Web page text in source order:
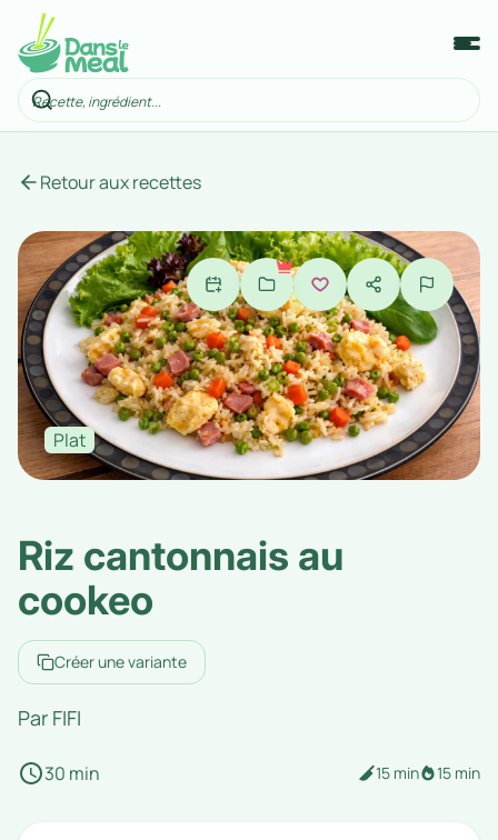
Retour aux recettes
Plat
Riz cantonnais au
cookeo
Créer une variante
Par FIFI
30 min 15 min 15 min